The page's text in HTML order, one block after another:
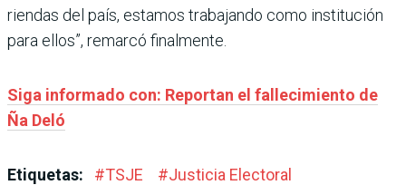
riendas del país, estamos trabajando como institución
para ellos”, remarcó finalmente.
Siga informado con: Reportan el fallecimiento de
Ña Deló
Etiquetas: #TSJE #Justicia Electoral